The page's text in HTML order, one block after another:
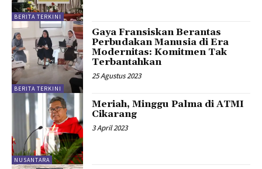
BERITA TERKINI
BERITA TERKINI
Gaya Fransiskan Berantas
Perbudakan Manusia di Era
Modernitas: Komitmen Tak
Terbantahkan
25 Agustus 2023
NUSANTARA
Meriah, Minggu Palma di ATMI
Cikarang
3 April 2023